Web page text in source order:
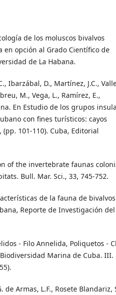
de los moluscos bivalvos
en opción al Grado Científico de
de La Habana.
Ibarzábal, D., Martínez, J.C.,
M., Vega, L., Ramírez, E.,
En Estudio de los grupos
con fines turísticos: cayos
101-110). Cuba, Editorial
of the invertebrate faunas
Bull. Mar. Sci., 33, 745-752.
de la fauna de
Reporte de Investigación del
- Filo Annelida, Poliquetos -
Marina de Cuba. III.
de Armas, L.F., Rosete Blandariz,